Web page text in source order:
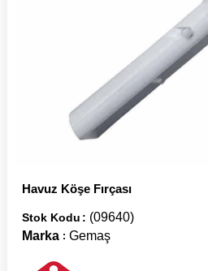
Havuz Köşe Fırçası
(09640)
Stok Kodu
Marka : Gemaş